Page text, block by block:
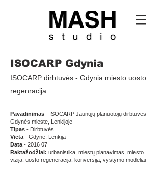
ISOCARP Gdynia
ISOCARP dirbtuvės - Gdynia miesto uosto
regenracija
Pavadinimas - ISOCARP Jaunųjų planuotojų dirbtuvės
Gdynės mieste, Lenkijoje
Tipas - Dirbtuvės
Vieta - Gdynė, Lenkija
Data - 2016 07
Raktažodžiai: urbanistika, miestų planavimas, miesto
vizija, uosto regeneracija, konversija, vystymo modeliai